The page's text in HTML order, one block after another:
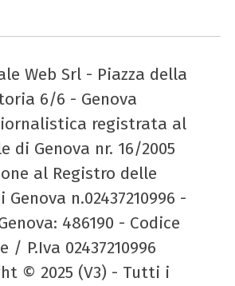
Web Srl - Piazza della
6/6 - Genova
registrata al
di Genova nr. 16/2005
al Registro delle
Genova n.02437210996 -
486190 - Codice
/ P.Iva 02437210996
© 2025 (V3) - Tutti i